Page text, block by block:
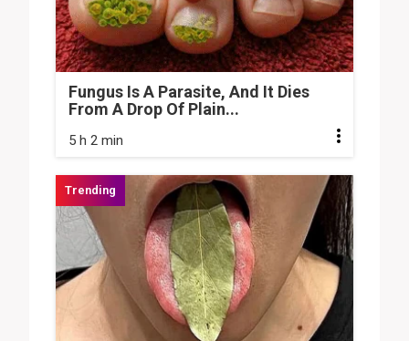
Fungus Is A Parasite, And It Dies
From A Drop Of Plain...
5 h 2 min